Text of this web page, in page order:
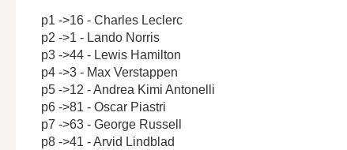
p1 ->16 - Charles Leclerc
p2 ->1 - Lando Norris
p3 ->44 - Lewis Hamilton
p4 ->3 - Max Verstappen
p5 ->12 - Andrea Kimi Antonelli
p6 ->81 - Oscar Piastri
p7 ->63 - George Russell
p8 ->41 - Arvid Lindblad